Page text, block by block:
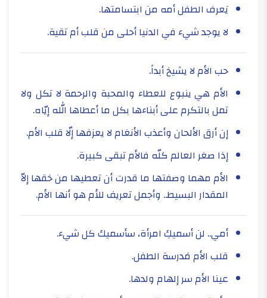
يَعرف الطفل أمه من ابتسامتها.
لا يوجد شيء في الدنيا أحلى من قلب أم تقية.
حب الأم لا يشيخ أبداً.
الأم هي ينبوع للعطاء والمحبة والرحمة لا تكل ولا
تمل بالتكرم على أبناءها بكل ما أعطاها الله إيّاه.
إن أرق الألحان وأعذب الأنغام لا يعزفها إلّا قلب الأم.
إذا صغر العالم كلّه فالأم تبقى كبيرة.
الأم مهما وصفتها ما قدرت أن تعطيها من حَقها إلاّ
المقدار البسيط.. وأجمل تعريف للأم هو أنها الأم.
أمي.. لن أسميكِ امرأة، سأسميك كل شيء.
قلب الأم مَدرسة الطفل.
عينا الأم سر إلهام ولدها.